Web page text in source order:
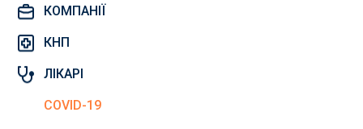
КОМПАНІЇ
КНП
ЛІКАРІ
COVID-19